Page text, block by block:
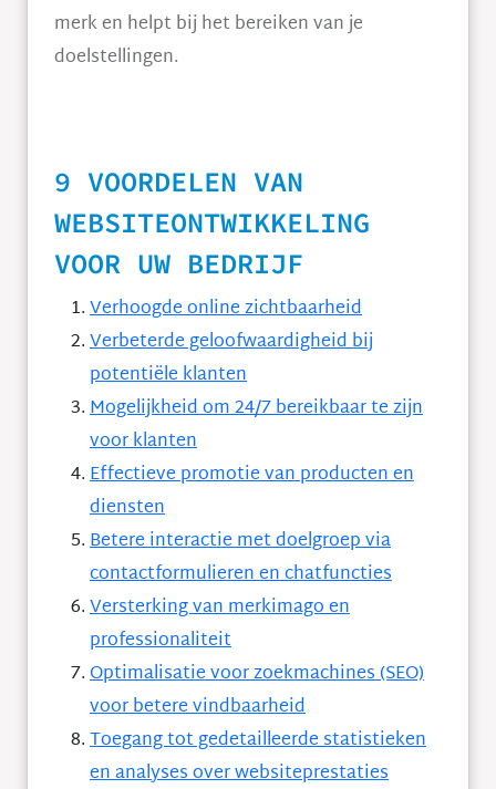
merk en helpt bij het bereiken van je
doelstellingen.
9 VOORDELEN VAN
WEBSITEONTWIKKELING
VOOR UW BEDRIJF
Verhoogde online zichtbaarheid
Verbeterde geloofwaardigheid bij
potentiële klanten
Mogelijkheid om 24/7 bereikbaar te zijn
voor klanten
Effectieve promotie van producten en
diensten
Betere interactie met doelgroep via
contactformulieren en chatfuncties
Versterking van merkimago en
professionaliteit
Optimalisatie voor zoekmachines (SEO)
voor betere vindbaarheid
Toegang tot gedetailleerde statistieken
en analyses over websiteprestaties